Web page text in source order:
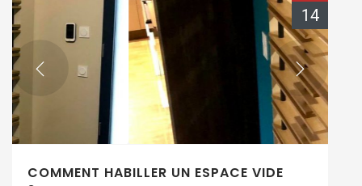
14
COMMENT HABILLER UN ESPACE VIDE